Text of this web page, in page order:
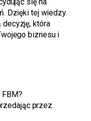
Dzięki tej wiedzy
decyzję, która
biznesu i
przez